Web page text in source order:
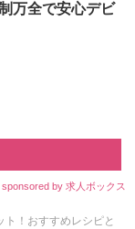
万全で安心デビ
sponsored by 求人ボックス
ト！おすすめレシピと